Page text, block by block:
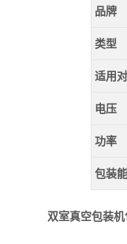
品牌
类型
适用
电压
功率
包装
双室真空包装